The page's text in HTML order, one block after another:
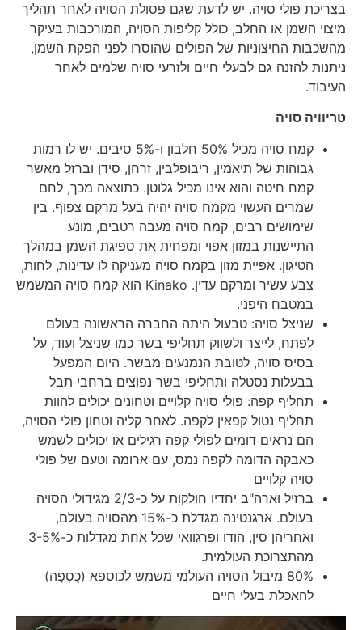
בצריכת פולי סויה. יש לדעת שגם פסולת הסויה לאחר תהליך
מיצוי השמן או החלב, כולל קליפות הסויה, המורכבות בעיקר
מהשכבות החיצוניות של הפולים שהוסרו לפני הפקת השמן,
ניתנות להזנה גם לבעלי חיים ולזרעי סויה שלמים לאחר
העיבוד.
טריוויה סויה
קמח סויה מכיל 50% חלבון ו-5% סיבים. יש לו רמות
גבוהות של תיאמין, ריבופלבין, זרחן, סידן וברזל מאשר
קמח חיטה והוא אינו מכיל גלוטן. כתוצאה מכך, לחם
שמרים העשוי מקמח סויה יהיה בעל מרקם צפוף. בין
שימושים רבים, קמח סויה מעבה רטבים, מונע
התיישנות במזון אפוי ומפחית את ספיגת השמן במהלך
הטיגון. אפיית מזון בקמח סויה מעניקה לו עדינות, לחות,
צבע עשיר ומרקם עדין. Kinako הוא קמח סויה המשמש
במטבח היפני.
שניצל סויה: טבעול היתה החברה הראשונה בעולם
לפתח, לייצר ולשווק תחליפי בשר כמו שניצל ועוד, על
בסיס סויה, לטובת הנמנעים מבשר. היום המפעל
בבעלות נסטלה ותחליפי בשר נפוצים ברחבי תבל
תחליף קפה: פולי סויה קלויים וטחונים יכולים להוות
תחליף נטול קפאין לקפה. לאחר קליה וטחון פולי הסויה,
הם נראים דומים לפולי קפה רגילים או יכולים לשמש
כאבקה הדומה לקפה נמס, עם ארומה וטעם של פולי
סויה קלויים
ברזיל וארה"ב יחדיו חולקות על כ-2/3 מגידולי הסויה
בעולם. ארגנטינה מגדלת כ-15% מהסויה בעולם,
ואחריהן סין, הודו ופרגוואי שכל אחת מגדלות כ-3-5%
מהתצרוכת העולמית.
80% מיבול הסויה העולמי משמש לכוספא (כֻּסְפָּה)
להאכלת בעלי חיים